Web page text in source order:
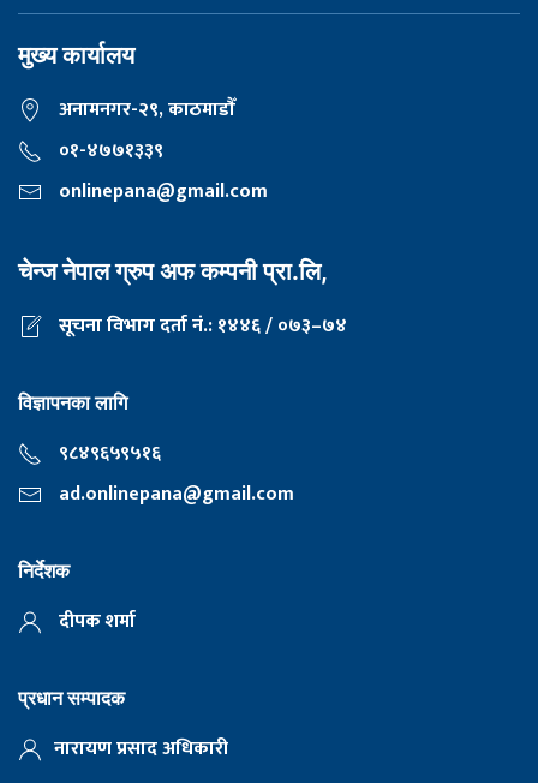
मुख्य कार्यालय
अनामनगर-२९, काठमाडाैँ
०१-४७७१३३९
onlinepana@gmail.com
चेन्ज नेपाल ग्रुप अफ कम्पनी प्रा.लि,
सूचना विभाग दर्ता नं.: १४४६ / ०७३–७४
विज्ञापनका लागि
९८४९६५९५१६
ad.onlinepana@gmail.com
निर्देशक
दीपक शर्मा
प्रधान सम्पादक
नारायण प्रसाद अधिकारी